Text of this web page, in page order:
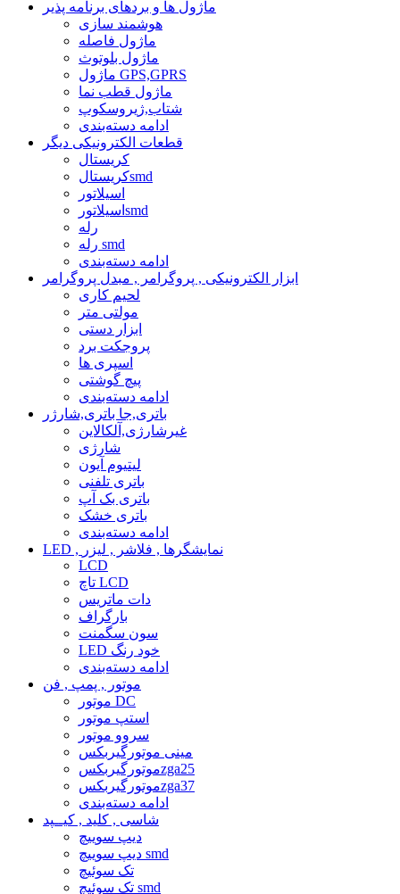
ماژول ها و بردهای برنامه پذیر
هوشمند سازی
ماژول فاصله
ماژول بلوتوث
ماژول GPS,GPRS
ماژول قطب نما
شتاب,ژیروسکوپ
ادامه دسته‌بندی
قطعات الکترونیکی دیگر
کریستال
کریستالsmd
اسیلاتور
اسیلاتورsmd
رله
رله smd
ادامه دسته‌بندی
ابزار الکترونیکی , پروگرامر , مبدل پروگرامر
لحیم کاری
مولتی متر
ابزار دستی
پروجکت برد
اسپری ها
پیچ گوشتی
ادامه دسته‌بندی
باتری,جا باتری,شارژر
غیرشارژی,آلکالاین
شارژی
لیتیوم آیون
باتری تلفنی
باتری بک آپ
باتری خشک
ادامه دسته‌بندی
LED , نمایشگرها , فلاشر , لیزر
LCD
تاچ LCD
دات ماتریس
بارگراف
سون سگمنت
LED خود رنگ
ادامه دسته‌بندی
موتور , پمپ , فن
موتور DC
استپ موتور
سروو موتور
مینی موتورگیربکس
موتورگیربکسzga25
موتورگیربکسzga37
ادامه دسته‌بندی
شاسی , کلید , کیــپد
دیپ سوییچ
دیپ سوییچ smd
تک سوئیچ
تک سوئیچ smd